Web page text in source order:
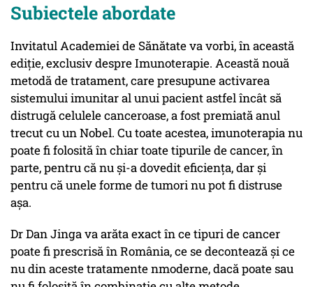
Subiectele abordate
Invitatul Academiei de Sănătate va vorbi, în această
ediție, exclusiv despre Imunoterapie. Această nouă
metodă de tratament, care presupune activarea
sistemului imunitar al unui pacient astfel încât să
distrugă celulele canceroase, a fost premiată anul
trecut cu un Nobel. Cu toate acestea, imunoterapia nu
poate fi folosită în chiar toate tipurile de cancer, în
parte, pentru că nu și-a dovedit eficiența, dar și
pentru că unele forme de tumori nu pot fi distruse
așa.
Dr Dan Jinga va arăta exact în ce tipuri de cancer
poate fi prescrisă în România, ce se decontează și ce
nu din aceste tratamente nmoderne, dacă poate sau